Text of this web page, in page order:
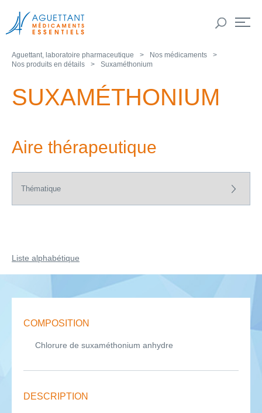
Aguettant, laboratoire pharmaceutique
Nos médicaments
Nos produits en détails
Suxaméthonium
SUXAMÉTHONIUM
Aire thérapeutique
Liste alphabétique
COMPOSITION
Chlorure de suxaméthonium anhydre
DESCRIPTION